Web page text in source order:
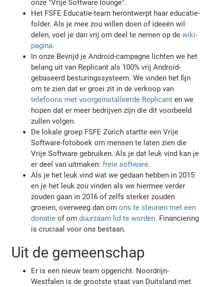
onze "Vrije Software lounge".
Het FSFE Educatie-team herontwerpt haar educatie-
folder. Als je mee zou willen doen of ideeën wil
delen, voel je dan vrij om deel te nemen op dewiki-
pagina.
In onze Bevrijd je Android-campagne lichten we het
belang uit van Replicant als 100% vrij Android-
gebaseerd besturingssysteem. We vinden het fijn
om te zien dat er groei zit in de verkoop van
telefoons met voorgeïnstalleerde Replicant en we
hopen dat er meer bedrijven zijn die dit voorbeeld
zullen volgen.
De lokale groep FSFE Zürich startte een Vrije
Software-fotoboek om mensen te laten zien die
Vrije Software gebruiken. Als je dat leuk vind kan je
er deel van uitmaken:freie.software.
Als je het leuk vind wat we gedaan hebben in 2015
en je het leuk zou vinden als we hiermee verder
zouden gaan in 2016 of zelfs sterker zouden
groeien, overweeg dan omons te steunen met een
donatie of omduurzaam lid te worden. Financiering
is cruciaal voor ons bestaan.
Uit de gemeenschap
Er is een nieuw team opgericht. Noordrijn-
Westfalen is de grootste staat van Duitsland met